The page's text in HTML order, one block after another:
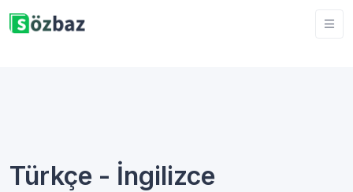
Türkçe - İngilizce